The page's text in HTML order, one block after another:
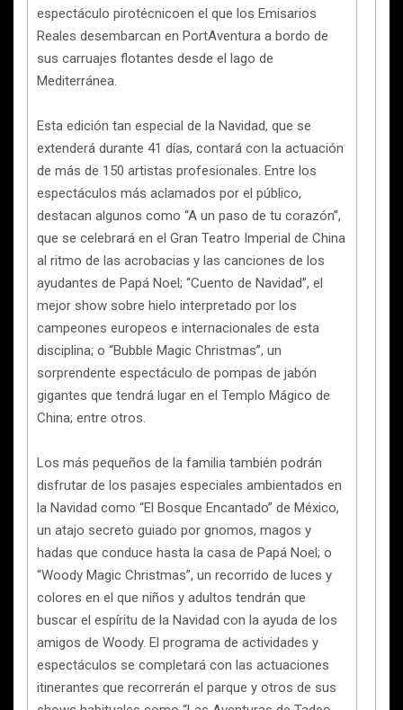
espectáculo pirotécnicoen el que los Emisarios
Reales desembarcan en PortAventura a bordo de
sus carruajes flotantes desde el lago de
Mediterránea.
Esta edición tan especial de la Navidad, que se
extenderá durante 41 días, contará con la actuación
de más de 150 artistas profesionales. Entre los
espectáculos más aclamados por el público,
destacan algunos como “A un paso de tu corazón”,
que se celebrará en el Gran Teatro Imperial de China
al ritmo de las acrobacias y las canciones de los
ayudantes de Papá Noel; “Cuento de Navidad”, el
mejor show sobre hielo interpretado por los
campeones europeos e internacionales de esta
disciplina; o “Bubble Magic Christmas”, un
sorprendente espectáculo de pompas de jabón
gigantes que tendrá lugar en el Templo Mágico de
China; entre otros.
Los más pequeños de la familia también podrán
disfrutar de los pasajes especiales ambientados en
la Navidad como “El Bosque Encantado” de México,
un atajo secreto guiado por gnomos, magos y
hadas que conduce hasta la casa de Papá Noel; o
“Woody Magic Christmas”, un recorrido de luces y
colores en el que niños y adultos tendrán que
buscar el espíritu de la Navidad con la ayuda de los
amigos de Woody. El programa de actividades y
espectáculos se completará con las actuaciones
itinerantes que recorrerán el parque y otros de sus